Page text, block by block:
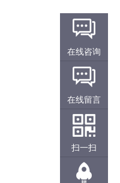
在线咨询
在线留言
扫一扫